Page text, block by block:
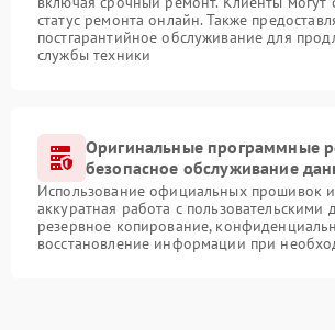
статус ремонта онлайн. Также
постгарантийное обслуживание для
службы техники
Оригинальные программные
безопасное обслуживание
Использование официальных прошивок
аккуратная работа с пользовательскими
резервное копирование,
восстановление информации при